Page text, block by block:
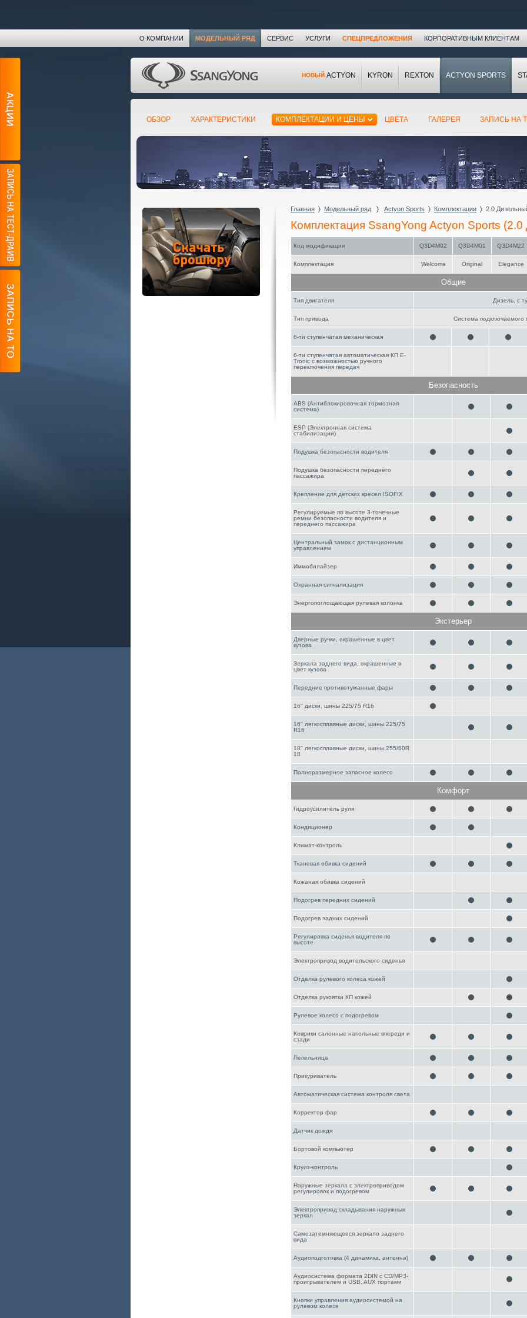
Комплектация SsangYong Actyon Sports
Код модификации Q3D4M02 Q3D4M01 Q3D4M22
Комплектация Welcome Original Elegance
Общие
Тип двигателя Дизель, с
Тип привода Система подключаемого
6-ти ступенчатая механическая
6-ти ступенчатая автоматическая КП E-
Tronic с возможностью ручного
переключения передач
Безопасность
ABS (Антиблокировочная тормозная
система)
ESP (Электронная система
стабилизации)
Подушка безопасности водителя
Подушка безопасности переднего
пассажира
Крепление для детских кресел ISOFIX
Регулируемые по высоте 3-точечные
ремни безопасности водителя и
переднего пассажира
Центральный замок с дистанционным
управлением
Иммобилайзер
Охранная сигнализация
Энергопоглощающая рулевая колонка
Экстерьер
Дверные ручки, окрашенные в цвет
кузова
Зеркала заднего вида, окрашенные в
цвет кузова
Передние противотуманные фары
16" диски, шины 225/75 R16
16" легкосплавные диски, шины 225/75
R16
18" легкосплавные диски, шины 255/60R
18
Полноразмерное запасное колесо
Комфорт
Гидроусилитель руля
Кондиционер
Климат-контроль
Тканевая обивка сидений
Кожаная обивка сидений
Подогрев передних сидений
Подогрев задних сидений
Регулировка сиденья водителя по
высоте
Электропривод водительского сиденья
Отделка рулевого колеса кожей
Отделка рукоятки КП кожей
Рулевое колесо с подогревом
Коврики салонные напольные впереди и
сзади
Пепельница
Прикуриватель
Автоматическая система контроля света
Корректор фар
Датчик дождя
Бортовой компьютер
Круиз-контроль
Наружные зеркала с электроприводом
регулировок и подогревом
Электропривод складывания наружных
зеркал
Самозатемняющееся зеркало заднего
вида
Аудиоподготовка (4 динамика, антенна)
Аудиосистема формата 2DIN с CD/MP3-
проигрывателем и USB, AUX портами
Кнопки управления аудиосистемой на
рулевом колесе
Главная 〉 Модельный ряд 〉 Actyon Sports 〉 Комплектации 〉 2.0
ОБЗОР ХАРАКТЕРИСТИКИ КОМПЛЕКТАЦИИ И ЦЕНЫ ЦВЕТА ГАЛЕРЕЯ ЗАПИСЬ НА
О КОМПАНИИ МОДЕЛЬНЫЙ РЯД СЕРВИС УСЛУГИ СПЕЦПРЕДЛОЖЕНИЯ КОРПОРАТИВНЫМ КЛИЕНТАМ
НОВЫЙ ACTYON KYRON REXTON ACTYON SPORTS